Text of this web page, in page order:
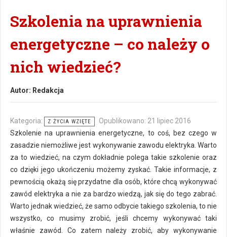
Szkolenia na uprawnienia
energetyczne – co należy o
nich wiedzieć?
Autor: Redakcja
Kategoria: Z ŻYCIA WZIĘTE
Opublikowano: 21 lipiec 2016
Szkolenie na uprawnienia energetyczne, to coś, bez czego w
zasadzie niemożliwe jest wykonywanie zawodu elektryka. Warto
za to wiedzieć, na czym dokładnie polega takie szkolenie oraz
co dzięki jego ukończeniu możemy zyskać. Takie informacje, z
pewnością okażą się przydatne dla osób, które chcą wykonywać
zawód elektryka a nie za bardzo wiedzą, jak się do tego zabrać.
Warto jednak wiedzieć, że samo odbycie takiego szkolenia, to nie
wszystko, co musimy zrobić, jeśli chcemy wykonywać taki
właśnie zawód. Co zatem należy zrobić, aby wykonywanie